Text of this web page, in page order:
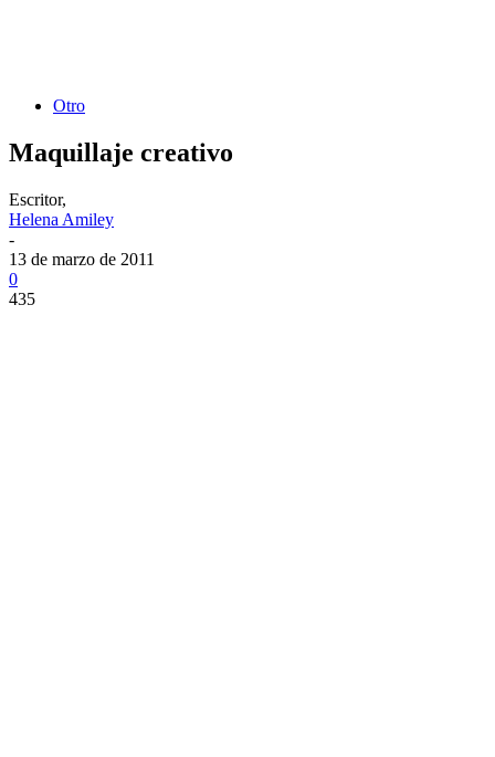
Otro
Maquillaje creativo
Escritor,
Helena Amiley
-
13 de marzo de 2011
0
435